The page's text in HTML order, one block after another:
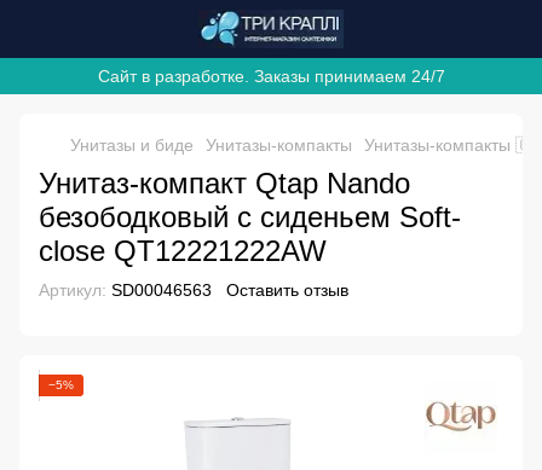
Сайт в разработке. Заказы принимаем 24/7
Унитазы и биде Унитазы-компакты Унитазы-компакты
Унитаз-компакт Qtap Nando
безободковый с сиденьем Soft-
close QT12221222AW
Артикул: SD00046563 Оставить отзыв
−5%